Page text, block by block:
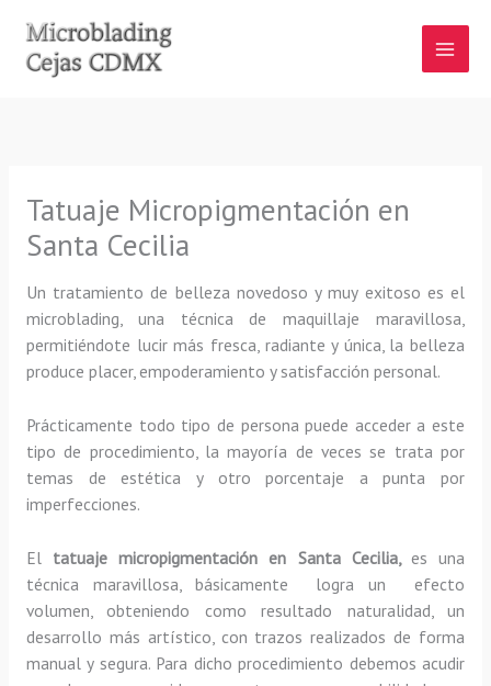
contenido
Tatuaje Micropigmentación en
Santa Cecilia
Un tratamiento de belleza novedoso y muy exitoso es el
microblading, una técnica de maquillaje maravillosa,
permitiéndote lucir más fresca, radiante y única, la belleza
produce placer, empoderamiento y satisfacción personal.
Prácticamente todo tipo de persona puede acceder a este
tipo de procedimiento, la mayoría de veces se trata por
temas de estética y otro porcentaje a punta por
imperfecciones.
El tatuaje micropigmentación en Santa Cecilia, es una
técnica maravillosa, básicamente
logra un efecto
volumen, obteniendo como resultado naturalidad, un
desarrollo más artístico, con trazos realizados de forma
manual y segura. Para dicho procedimiento debemos acudir